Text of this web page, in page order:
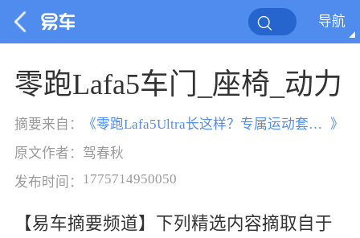
导航
零跑Lafa5车门_座椅_动力
摘要来自： 《 零跑Lafa5Ultra长这样？专属运动套件+双旗舰芯片
》
原文作者： 驾春秋
发布时间： 1775714950050
【易车摘要频道】下列精选内容摘取自于